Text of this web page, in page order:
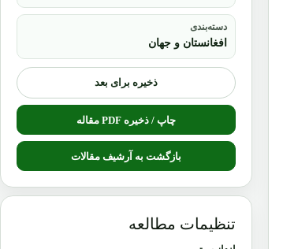
دسته‌بندی
افغانستان و جهان
بازگشت به آرشیف مقالات
تنظیمات مطالعه